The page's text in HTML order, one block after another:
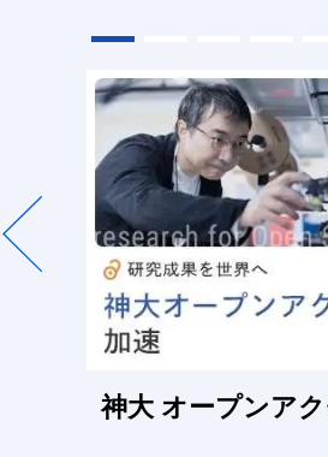
神大 オープンア